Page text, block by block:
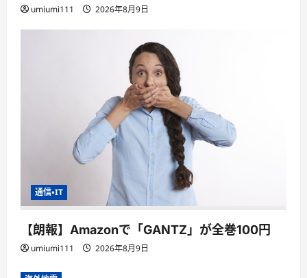
umiumi111 2026年8月9日
通信・IT
【朗報】Amazonで「GANTZ」が全巻100円
umiumi111 2026年8月9日